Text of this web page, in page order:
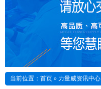
当前位置： 首页 » 力量威资讯中心